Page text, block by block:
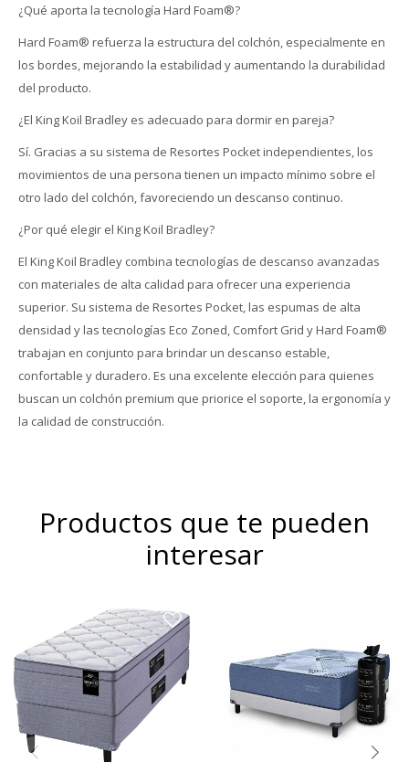
¿Qué aporta la tecnología Hard Foam®?
Hard Foam® refuerza la estructura del colchón, especialmente en
los bordes, mejorando la estabilidad y aumentando la durabilidad
del producto.
¿El King Koil Bradley es adecuado para dormir en pareja?
Sí. Gracias a su sistema de Resortes Pocket independientes, los
movimientos de una persona tienen un impacto mínimo sobre el
otro lado del colchón, favoreciendo un descanso continuo.
¿Por qué elegir el King Koil Bradley?
El King Koil Bradley combina tecnologías de descanso avanzadas
con materiales de alta calidad para ofrecer una experiencia
superior. Su sistema de Resortes Pocket, las espumas de alta
densidad y las tecnologías Eco Zoned, Comfort Grid y Hard Foam®
trabajan en conjunto para brindar un descanso estable,
confortable y duradero. Es una excelente elección para quienes
buscan un colchón premium que priorice el soporte, la ergonomía y
la calidad de construcción.
Productos que te pueden
interesar
Europillow compuesto por
espumas premium y
cubierto por tejido de punto
matelaseado. Altura de
colchón 29 cm y 64 cm la
suma del colchón y el
sommier.
soft y firm en una
arquitectura interna
pensada para lograr lo que
pocos colchones consiguen:
una superficie envolvente
que abraza el cuerpo, y un
núcleo firme que sostiene
correctamente la columna.